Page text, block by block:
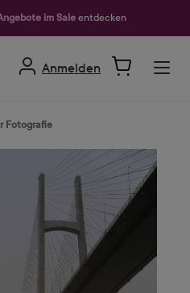
im Sale entdecken
Anmelden
Fotografie